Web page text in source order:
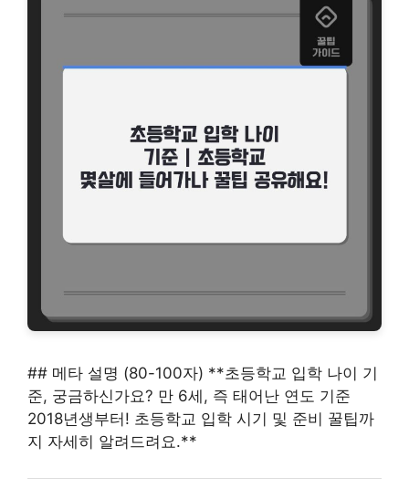
## 메타 설명 (80-100자) **초등학교 입학 나이 기
준, 궁금하신가요? 만 6세, 즉 태어난 연도 기준
2018년생부터! 초등학교 입학 시기 및 준비 꿀팁까
지 자세히 알려드려요.**